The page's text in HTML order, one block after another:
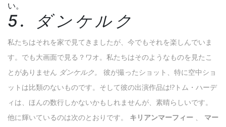
い。
5. ダンケルク
私たちはそれを家で見てきましたが、今でもそれを楽しんでいま
す。でも大画面で見る？ワオ。私たちはそのようなものを見たこ
とがありません ダンケルク。
彼が撮ったショット、特に空中ショ
ットは比類のないものです。そして彼の出演作品は!?トム・ハーデ
ィは、ほんの数行しかないかもしれませんが、素晴らしいです。
他に輝いているのは次のとおりです。 キリアンマーフィー 、 マー